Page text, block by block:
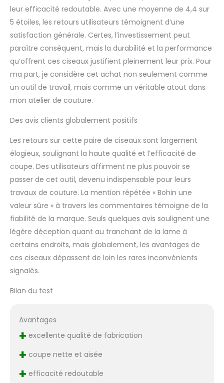
leur efficacité redoutable. Avec une moyenne de 4,4 sur
5 étoiles, les retours utilisateurs témoignent d’une
satisfaction générale. Certes, l’investissement peut
paraître conséquent, mais la durabilité et la performance
qu’offrent ces ciseaux justifient pleinement leur prix. Pour
ma part, je considère cet achat non seulement comme
un outil de travail, mais comme un véritable atout dans
mon atelier de couture.
Des avis clients globalement positifs
Les retours sur cette paire de ciseaux sont largement
élogieux, soulignant la haute qualité et l’efficacité de
coupe. Des utilisateurs affirment ne plus pouvoir se
passer de cet outil, devenu indispensable pour leurs
travaux de couture. La mention répétée « Bohin une
valeur sûre » à travers les commentaires témoigne de la
fiabilité de la marque. Seuls quelques avis soulignent une
légère déception quant au tranchant de la lame à
certains endroits, mais globalement, les avantages de
ces ciseaux dépassent de loin les rares inconvénients
signalés.
Bilan du test
Avantages
+ excellente qualité de fabrication
+ coupe nette et aisée
+ efficacité redoutable